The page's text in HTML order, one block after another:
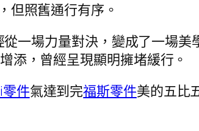
但照舊通行有序。
從一場力量對決，變成了一場美
添，曾經呈現顯明擁堵緩行。
件氣達到完福斯零件美的五比